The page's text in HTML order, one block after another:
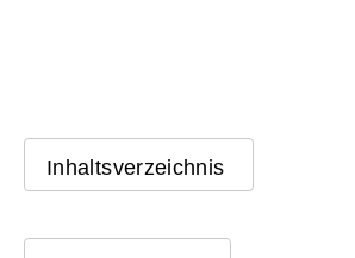
Inhaltsverzeichnis